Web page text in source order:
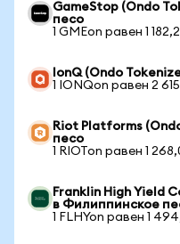
GameStop (Ondo
песо
1 GMEon равен 1
IonQ (Ondo
1 IONQon равен 2
Riot Platforms
песо
1 RIOTon равен 1
Franklin High Yield
в Филиппинское
1 FLHYon равен 1